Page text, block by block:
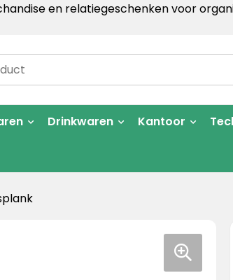
en relatiegeschenken voor
Drinkwaren Kantoor